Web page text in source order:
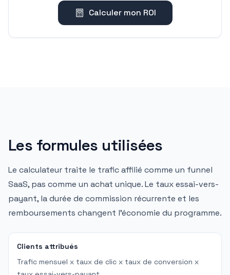
Calculer mon ROI
Les formules utilisées
Le calculateur traite le trafic affilié comme un funnel
SaaS, pas comme un achat unique. Le taux essai-vers-
payant, la durée de commission récurrente et les
remboursements changent l'économie du programme.
Clients attribués
Trafic mensuel x taux de clic x taux de conversion x